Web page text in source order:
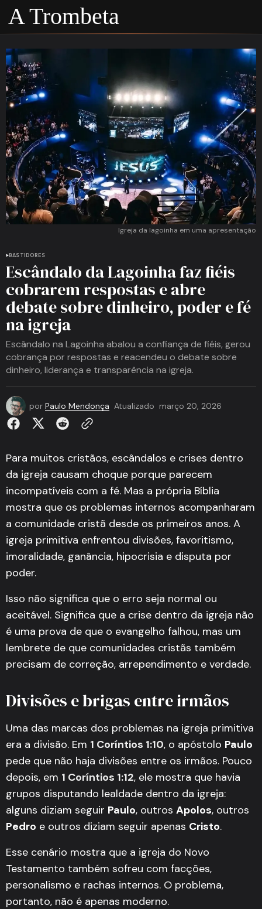
A Trombeta
Igreja da lagoinha em uma apresentação
BASTIDORES
Escândalo da Lagoinha faz fiéis
cobrarem respostas e abre
debate sobre dinheiro, poder e fé
na igreja
Escândalo na Lagoinha abalou a confiança de fiéis, gerou
cobrança por respostas e reacendeu o debate sobre
dinheiro, liderança e transparência na igreja.
por Paulo Mendonça Atualizado março 20, 2026
Para muitos cristãos, escândalos e crises dentro
da igreja causam choque porque parecem
incompatíveis com a fé. Mas a própria Bíblia
mostra que os problemas internos acompanharam
a comunidade cristã desde os primeiros anos. A
igreja primitiva enfrentou divisões, favoritismo,
imoralidade, ganância, hipocrisia e disputa por
poder.
Isso não significa que o erro seja normal ou
aceitável. Significa que a crise dentro da igreja não
é uma prova de que o evangelho falhou, mas um
lembrete de que comunidades cristãs também
precisam de correção, arrependimento e verdade.
Divisões e brigas entre irmãos
Uma das marcas dos problemas na igreja primitiva
era a divisão. Em 1 Coríntios 1:10, o apóstolo Paulo
pede que não haja divisões entre os irmãos. Pouco
depois, em 1 Coríntios 1:12, ele mostra que havia
grupos disputando lealdade dentro da igreja:
alguns diziam seguir Paulo, outros Apolos, outros
Pedro e outros diziam seguir apenas Cristo.
Esse cenário mostra que a igreja do Novo
Testamento também sofreu com facções,
personalismo e rachas internos. O problema,
portanto, não é apenas moderno.